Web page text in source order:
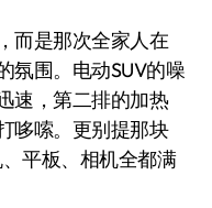
而是那次全家人在
氛围。电动SUV的噪
速，第二排的加热
哆嗦。更别提那块
平板、相机全都满